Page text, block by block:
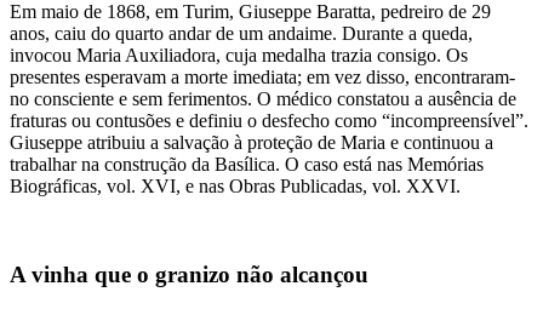
Em maio de 1868, em Turim, Giuseppe Baratta, pedreiro de 29
anos, caiu do quarto andar de um andaime. Durante a queda,
invocou Maria Auxiliadora, cuja medalha trazia consigo. Os
presentes esperavam a morte imediata; em vez disso, encontraram-
no consciente e sem ferimentos. O médico constatou a ausência de
fraturas ou contusões e definiu o desfecho como “incompreensível”.
Giuseppe atribuiu a salvação à proteção de Maria e continuou a
trabalhar na construção da Basílica. O caso está nas Memórias
Biográficas, vol. XVI, e nas Obras Publicadas, vol. XXVI.
A vinha que o granizo não alcançou